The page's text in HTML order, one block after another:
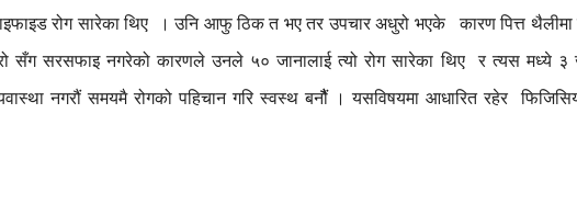
रोग सारेका थिए । उनि आफु ठिक त भए तर उपचार अधुरो भएके कारण पित्त थैलीमा
सँग सरसफाइ नगरेको कारणले उनले ५० जानालाई त्यो रोग सारेका थिए र त्यस मध्ये ३
नगरौं समयमै रोगको पहिचान गरि स्वस्थ बनौैं । यसविषयमा आधारित रहेर